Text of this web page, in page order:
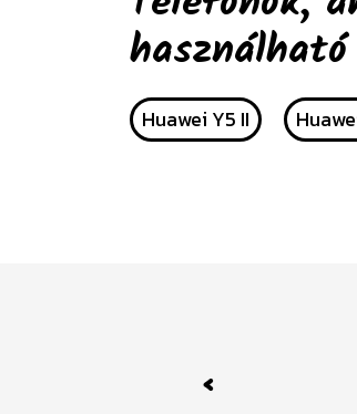
használható
Huawei Y5 II
Previous